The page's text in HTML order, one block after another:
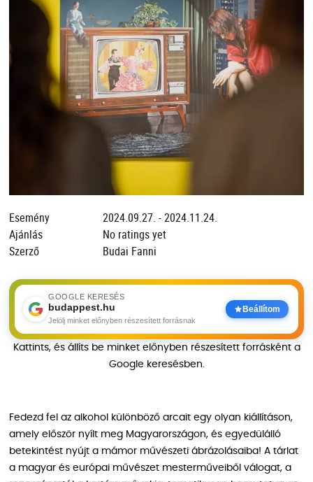
Esemény
2024.09.27. - 2024.11.24.
Ajánlás
No ratings yet
Szerző
Budai Fanni
GOOGLE KERESÉS
budappest.hu
Jelölj minket előnyben részesített forrásnak
Beállítom
Kattints, és állíts be minket előnyben részesített forrásként a
Google keresésben.
Fedezd fel az alkohol különböző arcait egy olyan kiállításon,
amely először nyílt meg Magyarországon, és egyedülálló
betekintést nyújt a mámor művészeti ábrázolásaiba! A tárlat
a magyar és európai művészet mesterműveiből válogat, a